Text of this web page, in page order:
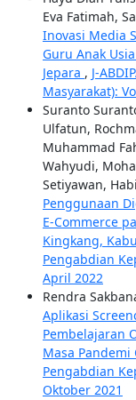
Eva Fatimah,
Inovasi Media
Guru Anak
Jepara , J-
Masyarakat):
Suranto
Ulfatun,
Muhammad
Wahyudi,
Setiyawan,
Penggunaan
E-Commerce
Kingkang,
Pengabdian
April 2022
Rendra
Aplikasi
Pembelajaran
Masa Pandemi
Pengabdian
Oktober 2021